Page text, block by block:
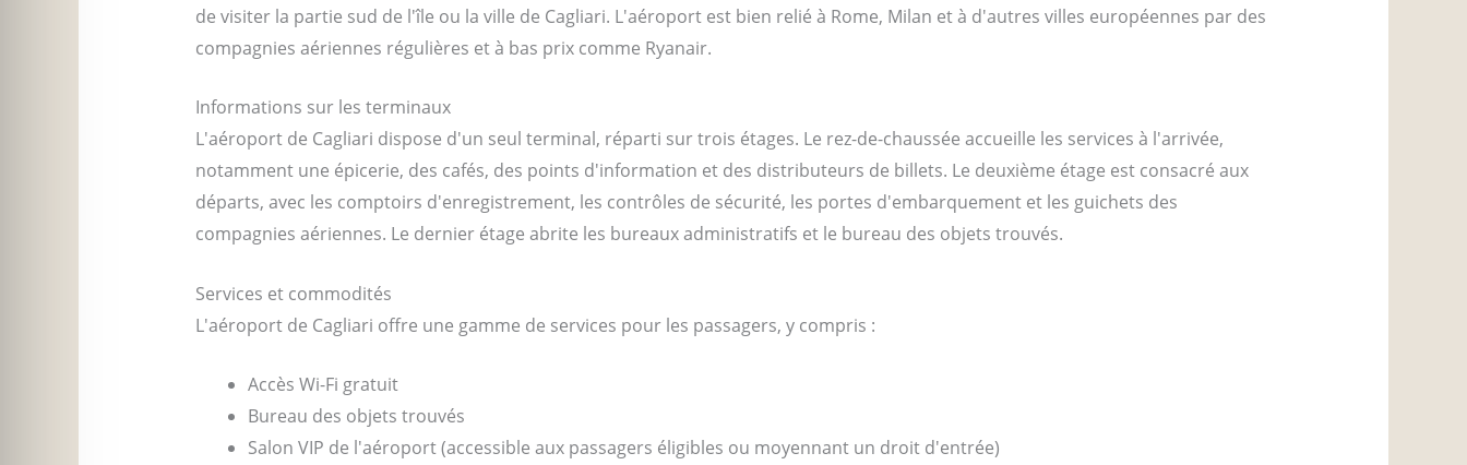
de visiter la partie sud de l'île ou la ville de Cagliari. L'aéroport est bien relié à Rome, Milan et à d'autres villes européennes par des
compagnies aériennes régulières et à bas prix comme Ryanair.
Informations sur les terminaux
L'aéroport de Cagliari dispose d'un seul terminal, réparti sur trois étages. Le rez-de-chaussée accueille les services à l'arrivée,
notamment une épicerie, des cafés, des points d'information et des distributeurs de billets. Le deuxième étage est consacré aux
départs, avec les comptoirs d'enregistrement, les contrôles de sécurité, les portes d'embarquement et les guichets des
compagnies aériennes. Le dernier étage abrite les bureaux administratifs et le bureau des objets trouvés.
Services et commodités
L'aéroport de Cagliari offre une gamme de services pour les passagers, y compris :
Accès Wi-Fi gratuit
Bureau des objets trouvés
Salon VIP de l'aéroport (accessible aux passagers éligibles ou moyennant un droit d'entrée)